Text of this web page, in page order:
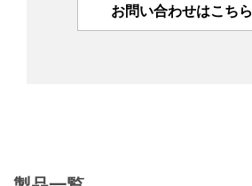
お問い合わせはこちら